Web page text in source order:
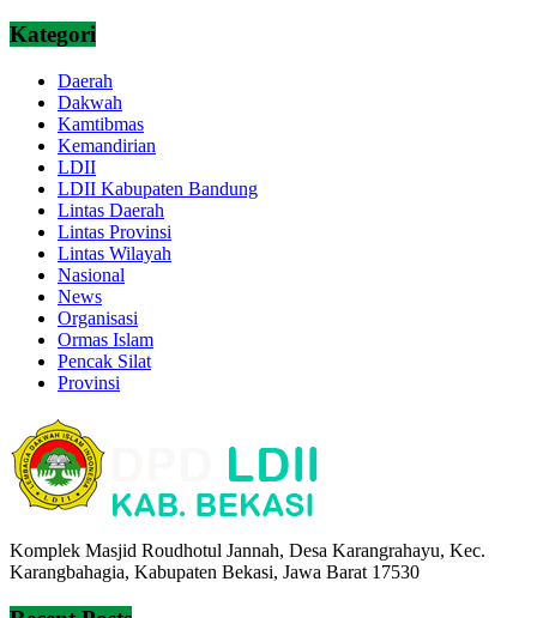
Kategori
Daerah
Dakwah
Kamtibmas
Kemandirian
LDII
LDII Kabupaten Bandung
Lintas Daerah
Lintas Provinsi
Lintas Wilayah
Nasional
News
Organisasi
Ormas Islam
Pencak Silat
Provinsi
Komplek Masjid Roudhotul Jannah, Desa Karangrahayu, Kec.
Karangbahagia, Kabupaten Bekasi, Jawa Barat 17530